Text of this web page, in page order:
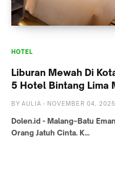
HOTEL
Liburan Mewah Di
5 Hotel Bintang Lima
BY AULIA - NOVEMBER 04, 2025
Dolen.id - Malang–Batu
Orang Jatuh Cinta. K…